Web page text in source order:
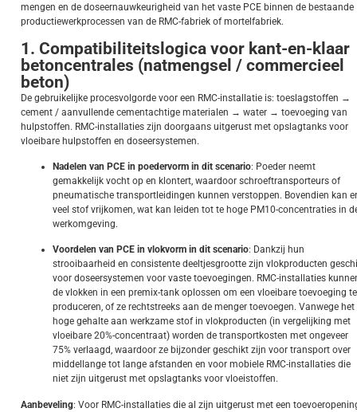
mengen en de doseernauwkeurigheid van het vaste PCE binnen de bestaande
productiewerkprocessen van de RMC-fabriek of mortelfabriek.
1. Compatibiliteitslogica voor kant-en-klaar
betoncentrales (natmengsel / commercieel
beton)
De gebruikelijke procesvolgorde voor een RMC-installatie is: toeslagstoffen →
cement / aanvullende cementachtige materialen → water → toevoeging van
hulpstoffen. RMC-installaties zijn doorgaans uitgerust met opslagtanks voor
vloeibare hulpstoffen en doseersystemen.
Nadelen van PCE in poedervorm in dit scenario: Poeder neemt
gemakkelijk vocht op en klontert, waardoor schroeftransporteurs of
pneumatische transportleidingen kunnen verstoppen. Bovendien kan er
veel stof vrijkomen, wat kan leiden tot te hoge PM10-concentraties in
werkomgeving.
Voordelen van PCE in vlokvorm in dit scenario: Dankzij hun
strooibaarheid en consistente deeltjesgrootte zijn vlokproducten
voor doseersystemen voor vaste toevoegingen. RMC-installaties
de vlokken in een premix-tank oplossen om een vloeibare toevoeging te
produceren, of ze rechtstreeks aan de menger toevoegen. Vanwege het
hoge gehalte aan werkzame stof in vlokproducten (in vergelijking met
vloeibare 20%-concentraat) worden de transportkosten met ongeveer
75% verlaagd, waardoor ze bijzonder geschikt zijn voor transport over
middellange tot lange afstanden en voor mobiele RMC-installaties die
niet zijn uitgerust met opslagtanks voor vloeistoffen.
Aanbeveling: Voor RMC-installaties die al zijn uitgerust met een